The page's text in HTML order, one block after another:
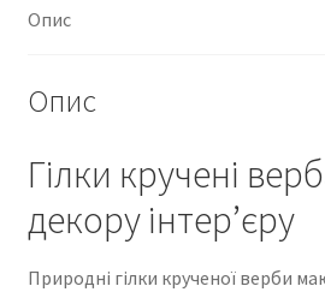
Опис
Опис
Гілки кручені
декору інтер’єру
Природні гілки крученої верби